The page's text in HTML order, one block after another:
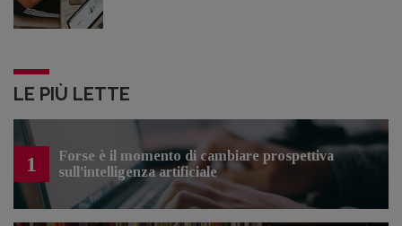
LE PIÙ LETTE
1
Forse è il momento di cambiare prospettiva
sull’intelligenza artificiale